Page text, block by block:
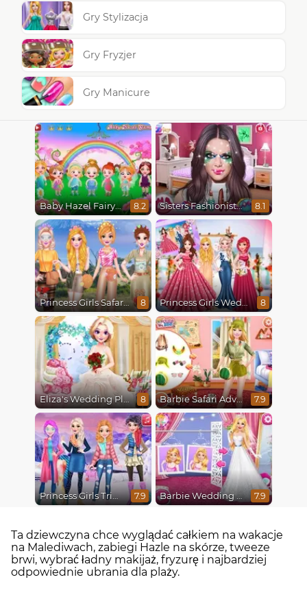
Gry Stylizacja
Gry Fryzjer
Gry Manicure
Baby Hazel Fairyland Ballet 8.2 Sisters Fashionista Makeup 8.1
Princess Girls Safari Trip 8 Princess Girls Wedding Trip 8
Eliza's Wedding Planner 8 Barbie Safari Adventure 7.9
Princess Girls Trip To Aspen 7.9 Barbie Wedding Fun 7.9
Ta dziewczyna chce wyglądać całkiem na wakacje
na Malediwach, zabiegi Hazle na skórze, tweeze
brwi, wybrać ładny makijaż, fryzurę i najbardziej
odpowiednie ubrania dla plaży.